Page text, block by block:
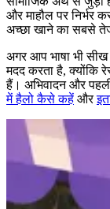
और माहौल पर निर्भर
अच्छा खाने का सबसे
अगर आप भाषा भी
मदद करता है, क्योंकि
हैं। अभिवादन और
में हैलो कैसे कहें और